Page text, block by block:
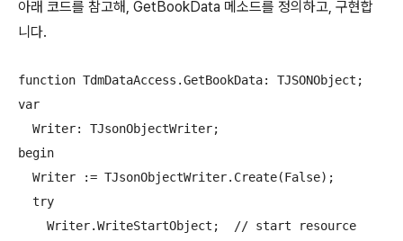
아래 코드를 참고해, GetBookData 메소드를 정의하고, 구현합
니다.
function TdmDataAccess.GetBookData: TJSONObject;
var
  Writer: TJsonObjectWriter;
begin
  Writer := TJsonObjectWriter.Create(False);
  try
    Writer.WriteStartObject;  // start resource